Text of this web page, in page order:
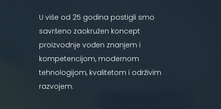
U više od 25 godina postigli smo
savršeno zaokružen koncept
proizvodnje vođen znanjem i
kompetencijom, modernom
tehnologijom, kvalitetom i održivim
razvojem.